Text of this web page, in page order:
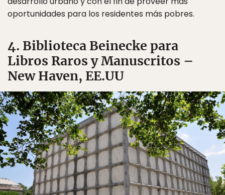
oportunidades para los residentes más pobres.
4. Biblioteca Beinecke para
Libros Raros y Manuscritos –
New Haven, EE.UU